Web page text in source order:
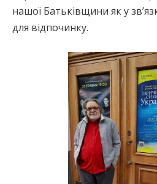
нашої Батьківщини як у
для відпочинку.